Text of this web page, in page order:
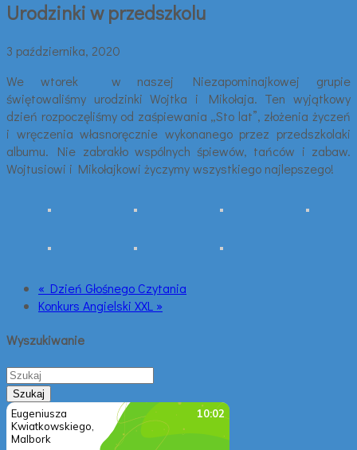
Urodzinki w przedszkolu
3 października, 2020
We wtorek w naszej Niezapominajkowej grupie
świętowaliśmy urodzinki Wojtka i Mikołaja. Ten wyjątkowy
dzień rozpoczęliśmy od zaśpiewania „Sto lat”, złożenia życzeń
i wręczenia własnoręcznie wykonanego przez przedszkolaki
albumu. Nie zabrakło wspólnych śpiewów, tańców i zabaw.
Wojtusiowi i Mikołajkowi życzymy wszystkiego najlepszego!
« Dzień Głośnego Czytania
Konkurs Angielski XXL »
Wyszukiwanie